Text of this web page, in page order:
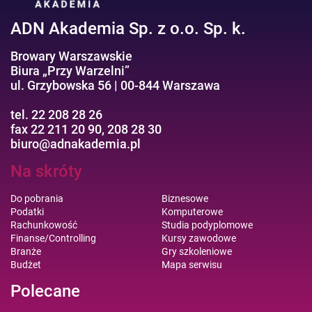
ADN Akademia Sp. z o.o. Sp. k.
Browary Warszawskie
Biura „Przy Warzelni”
ul. Grzybowska 56 | 00-844 Warszawa
tel. 22 208 28 26
fax 22 211 20 90, 208 28 30
biuro@adnakademia.pl
Na skróty
Do pobrania
Podatki
Rachunkowość
Finanse/Controlling
Branże
Budżet
Biznesowe
Komputerowe
Studia podyplomowe
Kursy zawodowe
Gry szkoleniowe
Mapa serwisu
Polecane